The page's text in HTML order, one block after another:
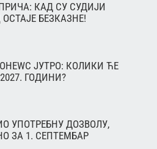
КАД СУ СУДИЈИ
БЕЗКАЗНЕ!
ЈУТРО: КОЛИКИ ЋЕ
ГОДИНИ?
УПОТРЕБНУ ДОЗВОЛУ,
ЗА 1. СЕПТЕМБАР